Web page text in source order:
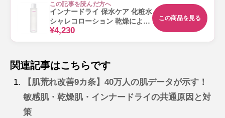
この記事を読んだ方へ
インナードライ 保水ケア 化粧水
シャレコローション 乾燥による
つっぱりに 120mL
¥4,230
この商品を見る
関連記事はこちらです
【肌荒れ改善9カ条】40万人の肌データが示す！
敏感肌・乾燥肌・インナードライの共通原因と対
策